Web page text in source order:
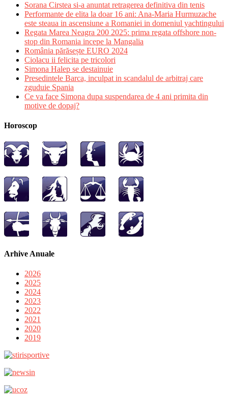
Sorana Cirstea si-a anuntat retragerea definitiva din tenis
Performante de elita la doar 16 ani: Ana-Maria Hurmuzache
este steaua in ascensiune a Romaniei in domeniul yachtingului
Regata Marea Neagra 200 2025: prima regata offshore non-
stop din Romania incepe la Mangalia
România părăsește EURO 2024
Ciolacu ii felicita pe tricolori
Simona Halep se destainuie
Presedintele Barca, inculpat in scandalul de arbitraj care
zguduie Spania
Ce va face Simona dupa suspendarea de 4 ani primita din
motive de dopaj?
Horoscop
Arhive Anuale
2026
2025
2024
2023
2022
2021
2020
2019